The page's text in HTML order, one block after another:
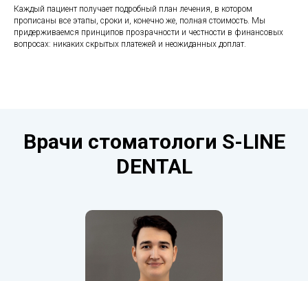
Каждый пациент получает подробный план лечения, в котором
прописаны все этапы, сроки и, конечно же, полная стоимость. Мы
придерживаемся принципов прозрачности и честности в финансовых
вопросах: никаких скрытых платежей и неожиданных доплат.
Врачи стоматологи S-LINE
DENTAL